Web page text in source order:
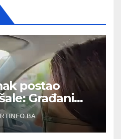
postao
Građani
poruku